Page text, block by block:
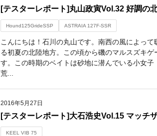
[テスターレポート]丸山政寅Vol.32 好調の
Hound125GrideSSP ASTRAIA 127F-SSR
こんにちは！石川の丸山です。南西の風によっ
る初夏の北陸地方。この頃から磯のマルスズキゲ
す。この時期のベイトは砂地に潜んでいる小女
荒...
2016年5月27日
[テスターレポート]大石浩史Vol.15 マッチ
KEEL VIB 75